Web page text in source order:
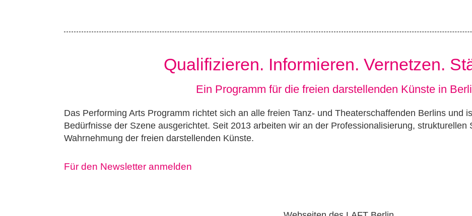
Qualifizieren. Informieren. Vernetzen.
Ein Programm für die freien darstellenden Künste in
Das Performing Arts Programm richtet sich an alle freien Tanz- und Theaterschaffenden Berlins und
Bedürfnisse der Szene ausgerichtet. Seit 2013 arbeiten wir an der Professionalisierung, strukturellen
Wahrnehmung der freien darstellenden Künste.
Für den Newsletter anmelden